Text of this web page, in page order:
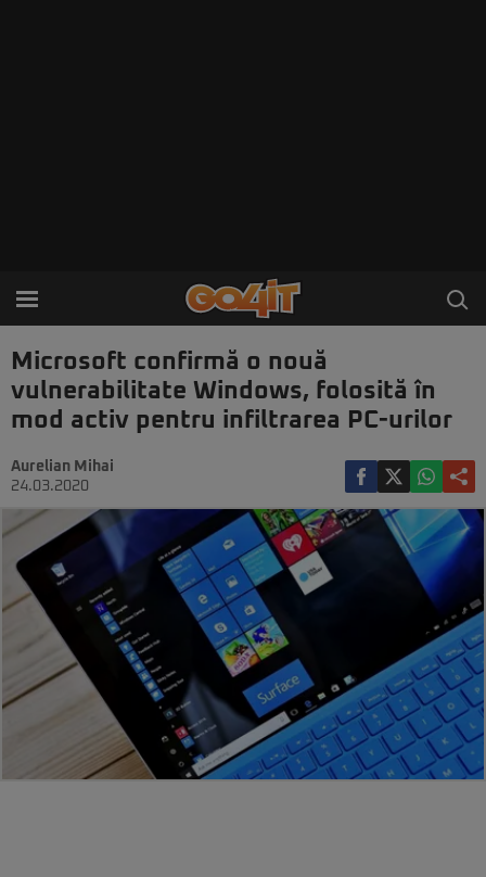
Microsoft confirmă o nouă
vulnerabilitate Windows, folosită în
mod activ pentru infiltrarea PC-urilor
Aurelian Mihai
24.03.2020